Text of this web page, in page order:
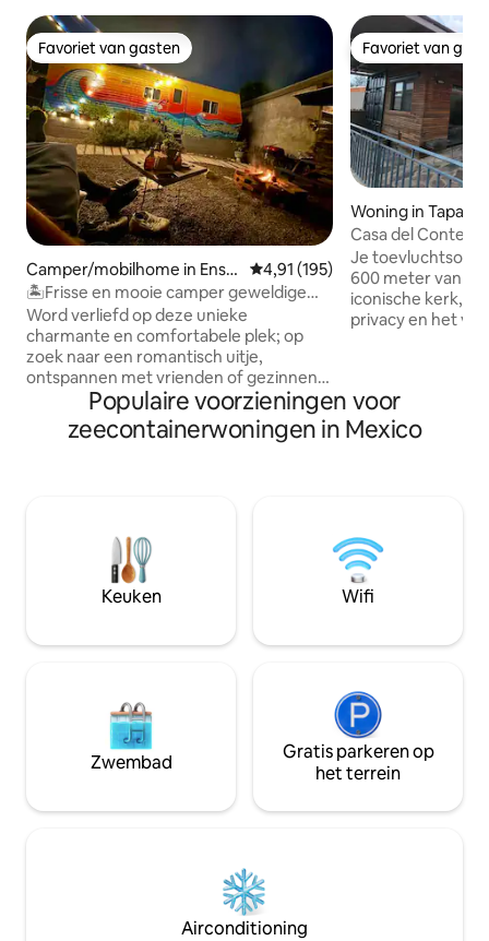
Favoriet van gasten
Favoriet van gasten
Camper/mobilhome in Ense
nada
Gemiddelde beoordeling van
4,91 (195)
🏝Frisse en mooie camper geweldige
locatie 🤙🏽charmante sfeer
Word verliefd op deze unieke
charmante en comfortabele plek; op
zoek naar een romantisch uitje,
ontspannen met vrienden of gezinnen
met kinderen en huisdieren?
Geïnspireerd door liefde, natuur en
avontuur, hebben we het volledig
gebouwd. Het is een camper! verwacht
alsjeblieft, kleinere gezellige ruimtes, de
camper is ideaal voor 3 personen.
GRATIS wasservice voor een
huisdieren toegestaan
Favoriet van
Favoriet van
Woning in Tapalpa
Casa del
Je toevluchtsoord in
600 meter van
iconische kerk,
privacy en het
afhankelijk van de auto.
slaapkamer met
complete badkamer.
en
huis.
Populaire voorzieningen voor
zeecontainerwoningen in Mexico
Keuken Wifi
Zwembad
Gratis parkeren op
het terrein
Airconditioning